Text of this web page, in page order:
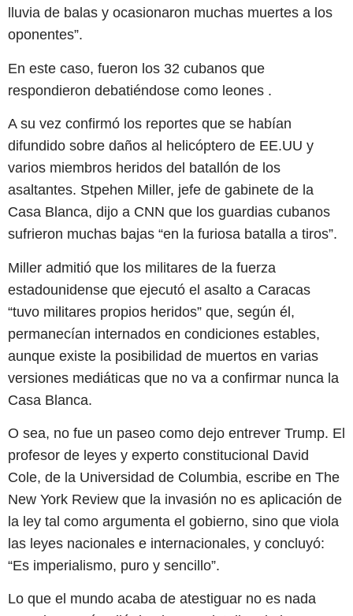
lluvia de balas y ocasionaron muchas muertes a los
oponentes”.
En este caso, fueron los 32 cubanos que
respondieron debatiéndose como leones .
A su vez confirmó los reportes que se habían
difundido sobre daños al helicóptero de EE.UU y
varios miembros heridos del batallón de los
asaltantes. Stpehen Miller, jefe de gabinete de la
Casa Blanca, dijo a CNN que los guardias cubanos
sufrieron muchas bajas “en la furiosa batalla a tiros”.
Miller admitió que los militares de la fuerza
estadounidense que ejecutó el asalto a Caracas
“tuvo militares propios heridos” que, según él,
permanecían internados en condiciones estables,
aunque existe la posibilidad de muertos en varias
versiones mediáticas que no va a confirmar nunca la
Casa Blanca.
O sea, no fue un paseo como dejo entrever Trump. El
profesor de leyes y experto constitucional David
Cole, de la Universidad de Columbia, escribe en The
New York Review que la invasión no es aplicación de
la ley tal como argumenta el gobierno, sino que viola
las leyes nacionales e internacionales, y concluyó:
“Es imperialismo, puro y sencillo”.
Lo que el mundo acaba de atestiguar no es nada